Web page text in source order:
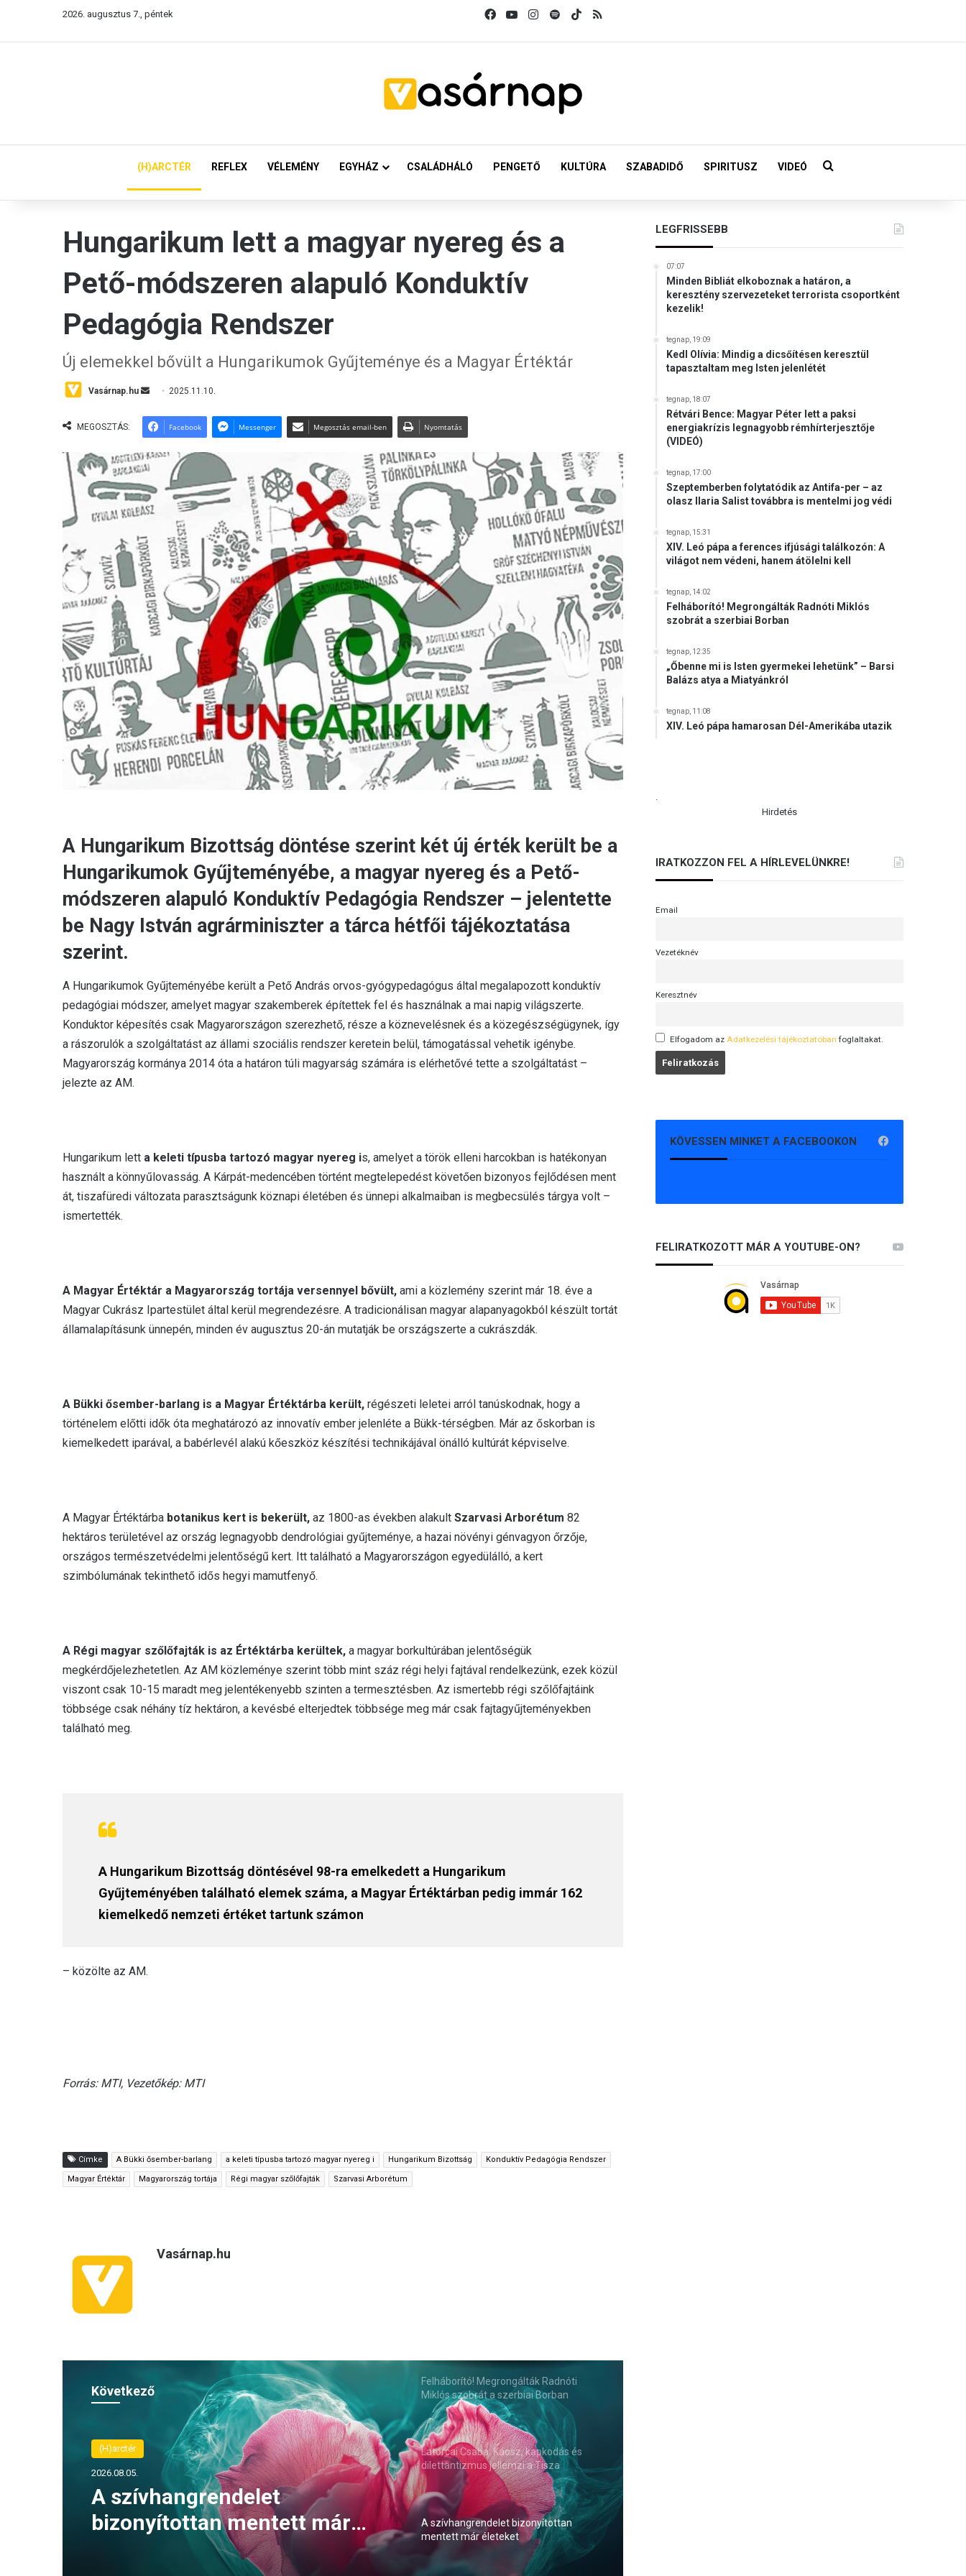
2026. augusztus 7., péntek FacebookYouTubeInstagram
SpotifyTikTok
(H)ARCTÉR REFLEX VÉLEMÉNY EGYHÁZ CSALÁDHÁLÓ PENGETŐ KULTÚRA SZABADIDŐ SPIRITUSZ VIDEÓ Keresés:
Hungarikum lett a magyar nyereg és a
Pető-módszeren alapuló Konduktív
Pedagógia Rendszer
Új elemekkel bővült a Hungarikumok Gyűjteménye és a Magyar Értéktár
Vasárnap.hu
n
a
e
m
l
2025.11.10.
MEGOSZTÁS: Facebook Messenger Megosztás email-ben Nyomtatás
A Hungarikum Bizottság döntése szerint két új érték került be a
Hungarikumok Gyűjteményébe, a magyar nyereg és a Pető-
módszeren alapuló Konduktív Pedagógia Rendszer – jelentette
be Nagy István agrárminiszter a tárca hétfői tájékoztatása
szerint.
A Hungarikumok Gyűjteményébe került a Pető András orvos-gyógypedagógus által megalapozott konduktív
pedagógiai módszer, amelyet magyar szakemberek építettek fel és használnak a mai napig világszerte.
Konduktor képesítés csak Magyarországon szerezhető, része a köznevelésnek és a közegészségügynek, így
a rászorulók a szolgáltatást az állami szociális rendszer keretein belül, támogatással vehetik igénybe.
Magyarország kormánya 2014 óta a határon túli magyarság számára is elérhetővé tette a szolgáltatást –
jelezte az AM.
Hungarikum lett a keleti típusba tartozó magyar nyereg is, amelyet a török elleni harcokban is hatékonyan
használt a könnyűlovasság. A Kárpát-medencében történt megtelepedést követően bizonyos fejlődésen ment
át, tiszafüredi változata parasztságunk köznapi életében és ünnepi alkalmaiban is megbecsülés tárgya volt –
ismertették.
A Magyar Értéktár a Magyarország tortája versennyel bővült, ami a közlemény szerint már 18. éve a
Magyar Cukrász Ipartestület által kerül megrendezésre. A tradicionálisan magyar alapanyagokból készült tortát
államalapításunk ünnepén, minden év augusztus 20-án mutatják be országszerte a cukrászdák.
A Bükki ősember-barlang is a Magyar Értéktárba került, régészeti leletei arról tanúskodnak, hogy a
történelem előtti idők óta meghatározó az innovatív ember jelenléte a Bükk-térségben. Már az őskorban is
kiemelkedett iparával, a babérlevél alakú kőeszköz készítési technikájával önálló kultúrát képviselve.
A Magyar Értéktárba botanikus kert is bekerült, az 1800-as években alakult Szarvasi Arborétum 82
hektáros területével az ország legnagyobb dendrológiai gyűjteménye, a hazai növényi génvagyon őrzője,
országos természetvédelmi jelentőségű kert. Itt található a Magyarországon egyedülálló, a kert
szimbólumának tekinthető idős hegyi mamutfenyő.
A Régi magyar szőlőfajták is az Értéktárba kerültek, a magyar borkultúrában jelentőségük
megkérdőjelezhetetlen. Az AM közleménye szerint több mint száz régi helyi fajtával rendelkezünk, ezek közül
viszont csak 10-15 maradt meg jelentékenyebb szinten a termesztésben. Az ismertebb régi szőlőfajtáink
többsége csak néhány tíz hektáron, a kevésbé elterjedtek többsége meg már csak fajtagyűjteményekben
található meg.
A Hungarikum Bizottság döntésével 98-ra emelkedett a Hungarikum
Gyűjteményében található elemek száma, a Magyar Értéktárban pedig immár 162
kiemelkedő nemzeti értéket tartunk számon
– közölte az AM.
Forrás: MTI, Vezetőkép: MTI
Címke A Bükki ősember-barlang a keleti típusba tartozó magyar nyereg i Hungarikum Bizottság Konduktív Pedagógia Rendszer
Magyar Értéktár Magyarország tortája Régi magyar szőlőfajták Szarvasi Arborétum
Vasárnap.hu
Következő
(H)arctér
2026.08.05.
A szívhangrendelet
bizonyítottan mentett már
Felháborító! Megrongálták Radnóti
Miklós szobrát a szerbiai Borban
Latorcai Csaba: Káosz, kapkodás és
dilettantizmus jellemzi a Tisza
kormányzását
A szívhangrendelet bizonyítottan
mentett már életeket
LEGFRISSEBB
07:07
Minden Bibliát elkoboznak a határon, a
keresztény szervezeteket terrorista csoportként
kezelik!
tegnap, 19:09
Kedl Olívia: Mindig a dicsőítésen keresztül
tapasztaltam meg Isten jelenlétét
tegnap, 18:07
Rétvári Bence: Magyar Péter lett a paksi
energiakrízis legnagyobb rémhírterjesztője
(VIDEÓ)
tegnap, 17:00
Szeptemberben folytatódik az Antifa-per – az
olasz Ilaria Salist továbbra is mentelmi jog védi
tegnap, 15:31
XIV. Leó pápa a ferences ifjúsági találkozón: A
világot nem védeni, hanem átölelni kell
tegnap, 14:02
Felháborító! Megrongálták Radnóti Miklós
szobrát a szerbiai Borban
tegnap, 12:35
„Őbenne mi is Isten gyermekei lehetünk” – Barsi
Balázs atya a Miatyánkról
tegnap, 11:08
XIV. Leó pápa hamarosan Dél-Amerikába utazik
.
Hirdetés
IRATKOZZON FEL A HÍRLEVELÜNKRE!
Email
Vezetéknév
Keresztnév
Elfogadom az Adatkezelési tájékoztatóban foglaltakat.
KÖVESSEN MINKET A FACEBOOKON
FELIRATKOZOTT MÁR A YOUTUBE-ON?